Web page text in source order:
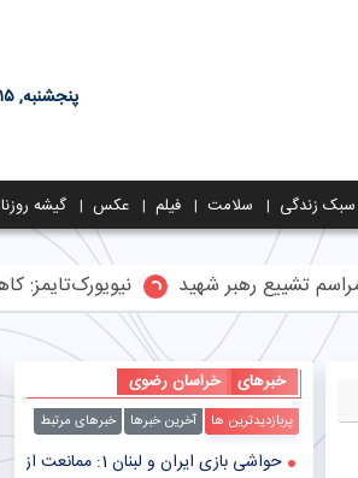
پنجشنبه, ۱۵ مرداد ۱۴۰۵ /
سبک زندگی سلامت فیلم عکس گیشه
نیویورک‌تایمز: کاهش
خبرهای خراسان رضوی
پربازدیدترین ها آخرین خبرها خبرهای مرتبط
حواشی بازی ایران و لبنان 1: ممانعت از ورود بانوان به ورزشگاه + فیلم